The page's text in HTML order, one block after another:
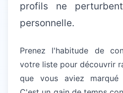
profils ne
personnelle.
Prenez l'habitude de
votre liste pour découvrir
que vous aviez marqué